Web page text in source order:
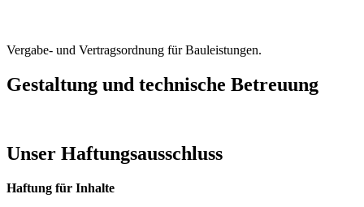
Vergabe- und Vertragsordnung für Bauleistungen.
Gestaltung und technische Betreuung
Unser Haftungsausschluss
Haftung für Inhalte